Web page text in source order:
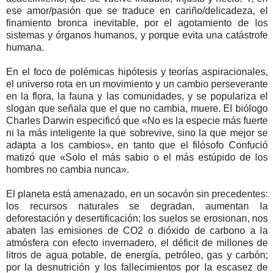
ese amor/pasión que se traduce en cariño/delicadeza, el
finamiento bronca inevitable, por el agotamiento de los
sistemas y órganos humanos, y porque evita una catástrofe
humana.
En el foco de polémicas hipótesis y teorías aspiracionales,
el universo rota en un movimiento y un cambio perseverante
en la flora, la fauna y las comunidades, y se populariza el
slogan que señala que el que no cambia, muere. El biólogo
Charles Darwin especificó que «No es la especie más fuerte
ni la más inteligente la que sobrevive, sino la que mejor se
adapta a los cambios», en tanto que el filósofo Confució
matizó que «Solo el más sabio o el más estúpido de los
hombres no cambia nunca».
El planeta está amenazado, en un socavón sin precedentes:
los recursos naturales se degradan, aumentan la
deforestación y desertificación; los suelos se erosionan, nos
abaten las emisiones de CO2 o dióxido de carbono a la
atmósfera con efecto invernadero, el déficit de millones de
litros de agua potable, de energía, petróleo, gas y carbón;
por la desnutrición y los fallecimientos por la escasez de